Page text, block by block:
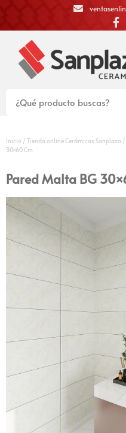
Inicio / Tienda online Cerámicas Sanplaza /
30×60 Cm
Pared Malta BG